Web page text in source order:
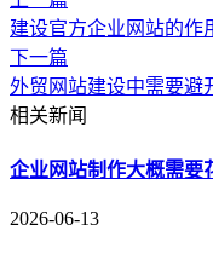
建设官方企业网站的作
下一篇
外贸网站建设中需要避
相关新闻
企业网站制作大概需要
2026-06-13